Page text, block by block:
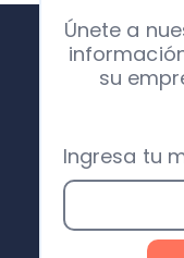
Únete a
su
Ingresa tu